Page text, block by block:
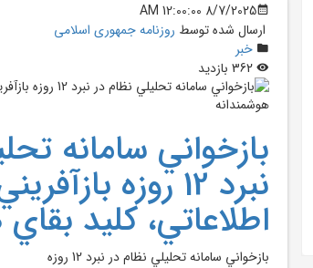
8/7/2025 12:00:00 AM
ارسال شده توسط روزنامه جمهوری اسلامی
خبر
بازخواني سامانه
نبرد 12 روزه
اطلاعاتي، کليد
بازخواني سامانه تحليلي نظام در نبرد 12 روزه